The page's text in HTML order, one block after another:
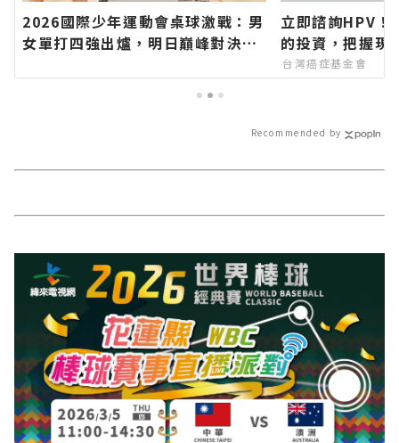
2026國際少年運動會桌球激戰：男
女單打四強出爐，明日巔峰對決爭
站各類新聞－最快速的今日新聞報
立即諮詢HPV！
的投資，把握現
台灣癌症基金會
Recommended by